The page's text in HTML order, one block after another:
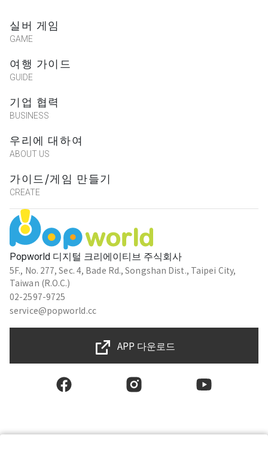
Popworld 디지털 크리에이티브 주식회사
5F., No. 277, Sec. 4, Bade Rd., Songshan Dist., Taipei City,
Taiwan (R.O.C.)
02-2597-9725
service@popworld.cc
실버 게임
GAME
여행 가이드
GUIDE
기업 협력
BUSINESS
우리에 대하여
ABOUT US
가이드/게임 만들기
CREATE
APP 다운로드